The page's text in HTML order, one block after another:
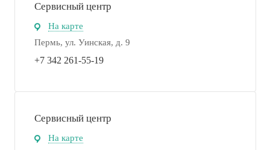
Сервисный центр
На карте
Пермь, ул. Уинская, д. 9
+7 342 261-55-19
Сервисный центр
На карте